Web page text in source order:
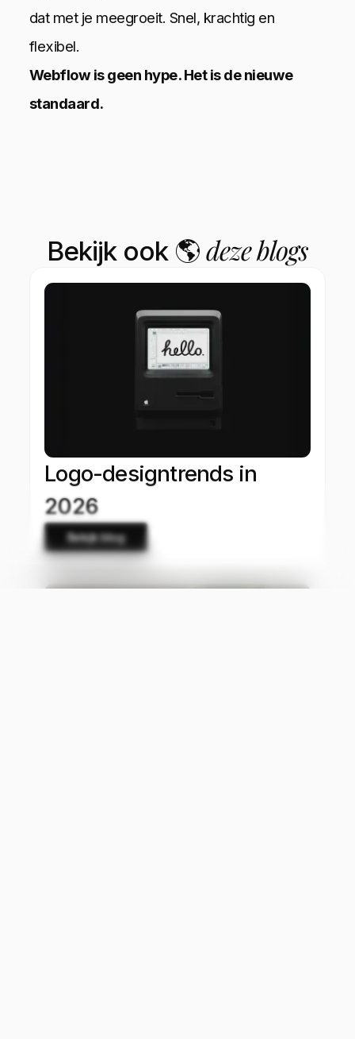
dat met je meegroeit. Snel, krachtig en
flexibel.
Webflow is geen hype. Het is de nieuwe
standaard.
Bekijk ook 🌎 deze blogs
Logo-designtrends in
2026
Bekijk blog